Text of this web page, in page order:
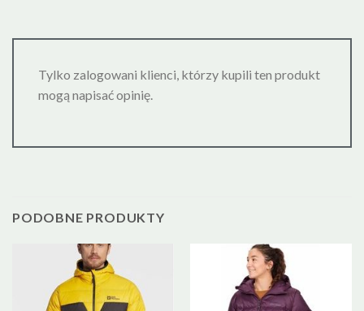
Tylko zalogowani klienci, którzy kupili ten produkt
mogą napisać opinię.
PODOBNE PRODUKTY